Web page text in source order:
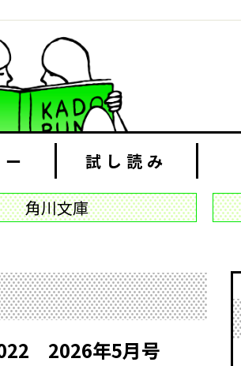
試し読み
角川文庫
2026年5月号